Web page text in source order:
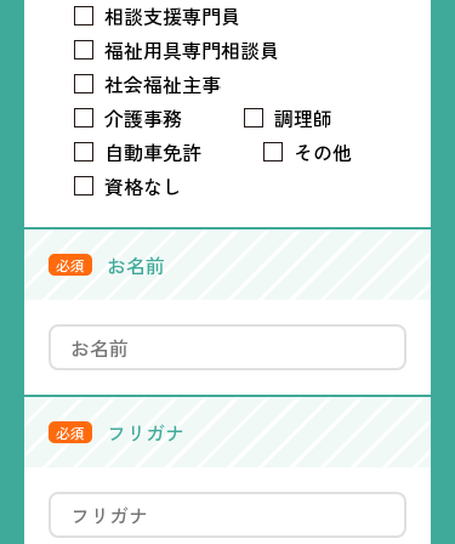
相談支援専門員
福祉用具専門相談員
社会福祉主事
介護事務
調理師
自動車免許
その他
資格なし
必須 お名前
必須 フリガナ